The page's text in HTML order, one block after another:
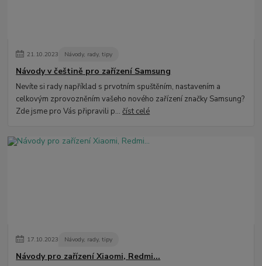
21.10.2023 Návody, rady, tipy
Návody v češtině pro zařízení Samsung
Nevíte si rady například s prvotním spuštěním, nastavením a
celkovým zprovozněním vašeho nového zařízení značky Samsung?
Zde jsme pro Vás připravili p...číst celé
17.10.2023 Návody, rady, tipy
Návody pro zařízení Xiaomi, Redmi...